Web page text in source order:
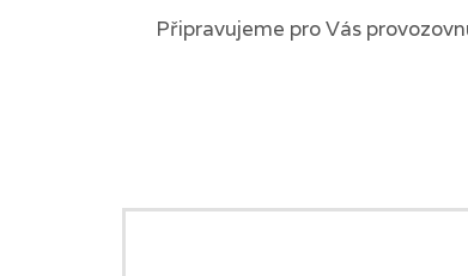
Připravujeme pro Vás